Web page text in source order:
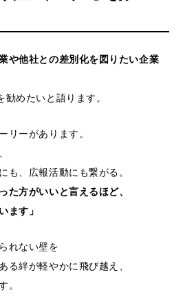
や他社との差別化を図りたい企業
めたいと語ります。
リーがあります。
、広報活動にも繋がる。
た方がいいと言えるほど、
ます」
れない壁を
る絆が軽やかに飛び越え、
。